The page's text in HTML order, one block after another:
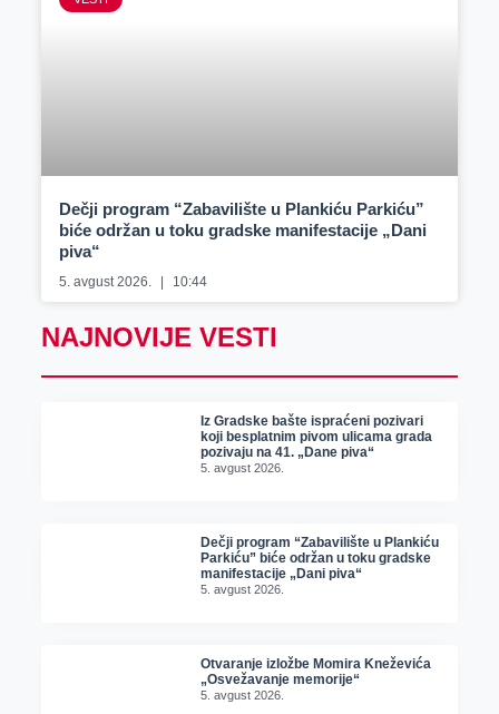
Dečji program “Zabavilište u Plankiću Parkiću”
biće održan u toku gradske manifestacije „Dani
piva“
5. avgust 2026. 10:44
NAJNOVIJE VESTI
Iz Gradske bašte ispraćeni pozivari
koji besplatnim pivom ulicama grada
pozivaju na 41. „Dane piva“
5. avgust 2026.
Dečji program “Zabavilište u Plankiću
Parkiću” biće održan u toku gradske
manifestacije „Dani piva“
5. avgust 2026.
Otvaranje izložbe Momira Kneževića
„Osvežavanje memorije“
5. avgust 2026.